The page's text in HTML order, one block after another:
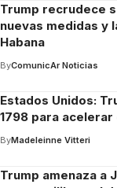
Trump recrudece
nuevas medidas y
Habana
ByComunicAr Noticias
Estados Unidos:
1798 para
ByMadeleinne Vitteri
Trump amenaza a